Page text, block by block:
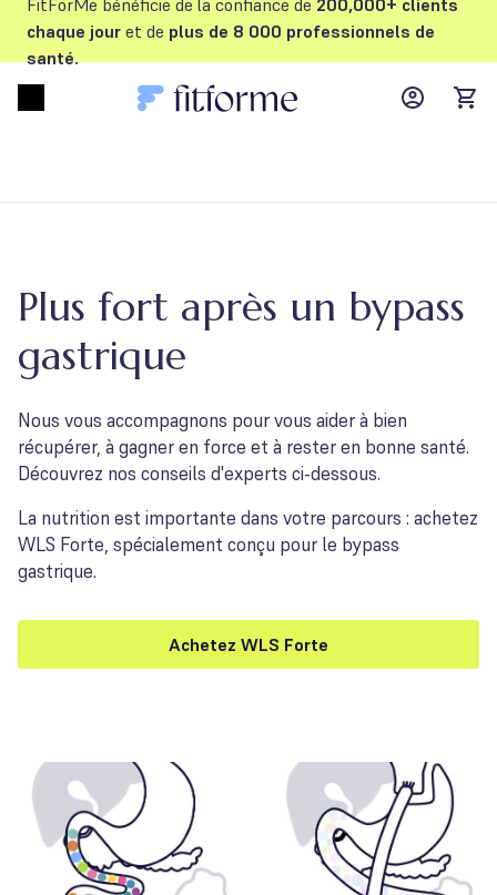
FitForMe bénéficie de la confiance de 200,000+ clients
chaque jour et de plus de 8 000 professionnels de
santé.
MyFFM
Plus fort après un bypass
gastrique
Nous vous accompagnons pour vous aider à bien
récupérer, à gagner en force et à rester en bonne santé.
Découvrez nos conseils d'experts ci-dessous.
La nutrition est importante dans votre parcours : achetez
WLS Forte, spécialement conçu pour le bypass
gastrique.
Achetez WLS Forte